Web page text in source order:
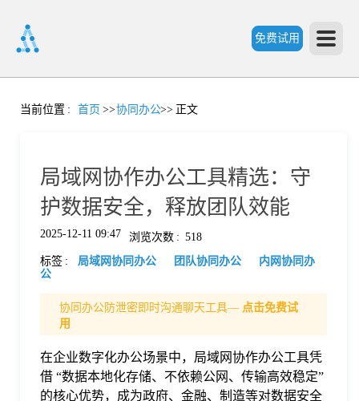
免费试用
首
格
当前位置 : 首页 >>协同办公>> 正文
局域网协作办公工具精选：守
护数据安全，释放团队效能
2025-12-11 09:47 浏览次数 : 518
标签 : 局域网协同办公 团队协同办公
内网协同办
公
协同办公防泄密即时沟通聊天工具— 点击免费试
用
在企业数字化办公场景中，局域网协作办公工具凭
借 “数据本地化存储、不依赖公网、传输高效稳定”
的核心优势，成为政府、金融、制造等对数据安全